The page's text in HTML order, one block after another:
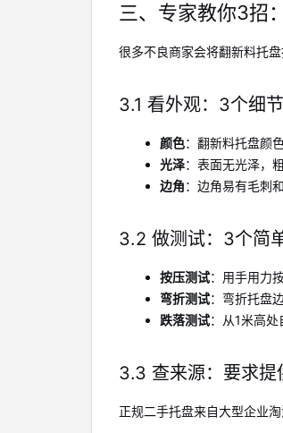
三、专家教你3招
很多不良商家会将翻新料托
3.1 看外观：3个细
颜色：翻新料托盘颜
光泽：表面无光泽，
边角：边角易有毛刺
3.2 做测试：3个简
按压测试：用手用力
弯折测试：弯折托盘
跌落测试：从1米高
3.3 查来源：要求提
正规二手托盘来自大型企业